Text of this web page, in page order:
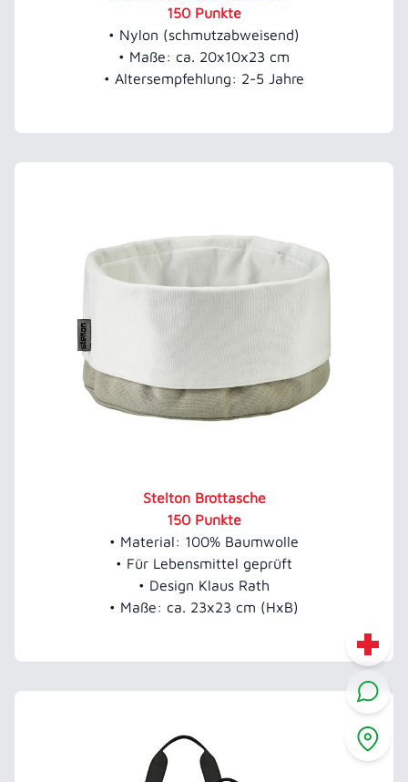
150 Punkte
• Nylon (schmutzabweisend)
• Maße: ca. 20x10x23 cm
• Altersempfehlung: 2-5 Jahre
Stelton Brottasche
150 Punkte
• Material: 100% Baumwolle
• Für Lebensmittel geprüft
• Design Klaus Rath
• Maße: ca. 23x23 cm (HxB)